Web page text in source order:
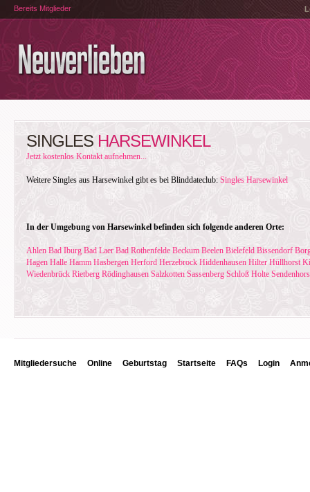
Bereits Mitglieder
SINGLES HARSEWINKEL
Jetzt kostenlos Kontakt aufnehmen...
Weitere Singles aus Harsewinkel gibt es bei Blinddateclub: Singles Harsewinkel
In der Umgebung von Harsewinkel befinden sich folgende anderen Orte:
Ahlen Bad Iburg Bad Laer Bad Rothenfelde Beckum Beelen Bielefeld Bissendorf
Hagen Halle Hamm Hasbergen Herford Herzebrock Hiddenhausen Hilter Hüllhorst
Wiedenbrück Rietberg Rödinghausen Salzkotten Sassenberg Schloß Holte
Mitgliedersuche Online Geburtstag Startseite FAQs Login